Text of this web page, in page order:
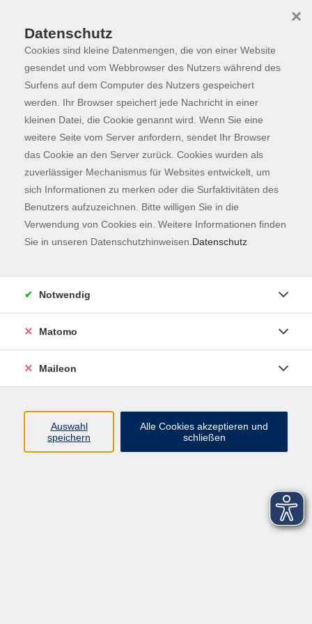
Skip to main content
Programm
Der Kurs konnte nicht gefunden werden.
Kontaktformular
Impressum
AGB
Datenschutzerklärung
Datenschutz
Cookies sind kleine Datenmengen, die von einer Website
gesendet und vom Webbrowser des Nutzers während des
Surfens auf dem Computer des Nutzers gespeichert
werden. Ihr Browser speichert jede Nachricht in einer
kleinen Datei, die Cookie genannt wird. Wenn Sie eine
weitere Seite vom Server anfordern, sendet Ihr Browser
das Cookie an den Server zurück. Cookies wurden als
zuverlässiger Mechanismus für Websites entwickelt, um
sich Informationen zu merken oder die Surfaktivitäten des
Benutzers aufzuzeichnen. Bitte willigen Sie in die
Verwendung von Cookies ein. Weitere Informationen finden
Sie in unseren Datenschutzhinweisen. Datenschutz
×
Notwendig
Matomo
Maileon
Auswahl
speichern
Alle Cookies akzeptieren und
schließen